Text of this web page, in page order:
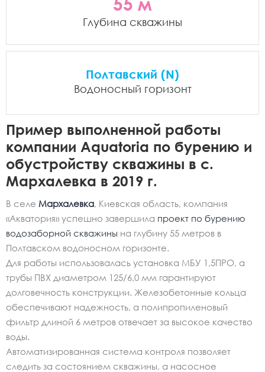
Пример выполненной работы
компании Aquatoria по бурению и
обустройству скважины в с.
Мархалевка в 2019 г.
В селе Мархалевка, Киевская область, компания
«Акватория» успешно завершила проект по бурению
водозаборной скважины на глубину 55 метров в
Полтавском водоносном горизонте.
Для работы использовалась установка МБУ 1,5ПРО, а
трубы ПВХ диаметром 125/6,0 мм гарантируют
долговечность конструкции. Железобетонные кольца
обеспечивают надежность, а полипропиленовый
фильтр длиной 6 метров отвечает за высокое качество
воды.
Автоматизированная система контроля позволяет
следить за состоянием скважины, а насосное
Глубина скважины
Полтавский (N)
Водоносный горизонт